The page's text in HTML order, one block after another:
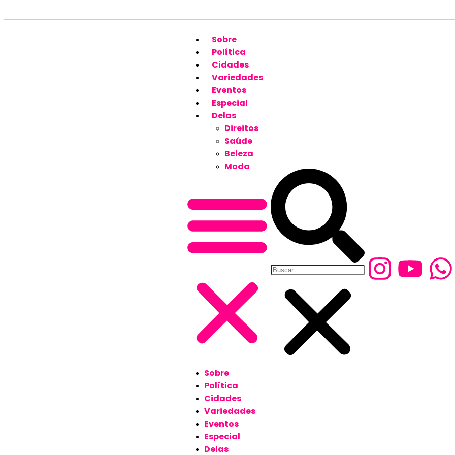
Sobre
Política
Cidades
Variedades
Eventos
Especial
Delas
Direitos
Saúde
Beleza
Moda
Sobre
Política
Cidades
Variedades
Eventos
Especial
Delas